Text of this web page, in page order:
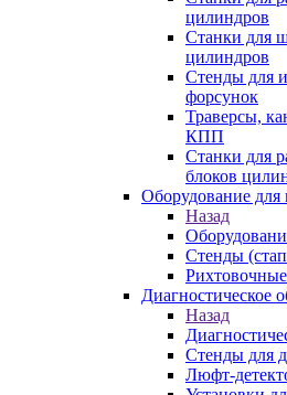
цилиндров
Станки для
цилиндров
Стенды для
форсунок
Траверсы,
КПП
Станки для
блоков
Оборудование для
Назад
Стенды
Диагностическое
Назад
Стенды для
Люфт-